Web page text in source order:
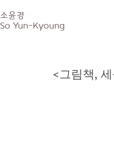
소윤경
So Yun-Kyoung
<그림책,